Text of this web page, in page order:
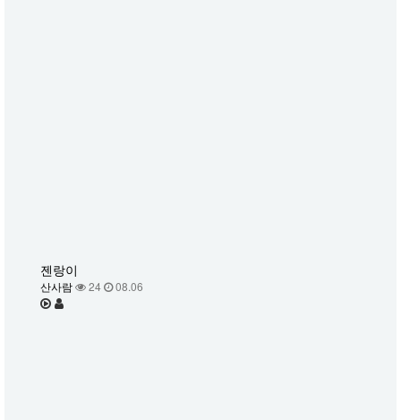
젠랑이
산사람 24 08.06